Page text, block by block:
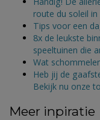
route du soleil in
Tips voor een
8x de leukste
speeltuinen die
Wat
Heb jij de
Bekijk nu onze
Meer inpiratie